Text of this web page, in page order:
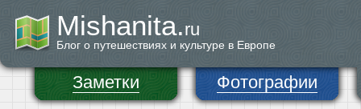
Mishanita.ru
Блог о путешествиях и культуре в Европе
Заметки Фотографии